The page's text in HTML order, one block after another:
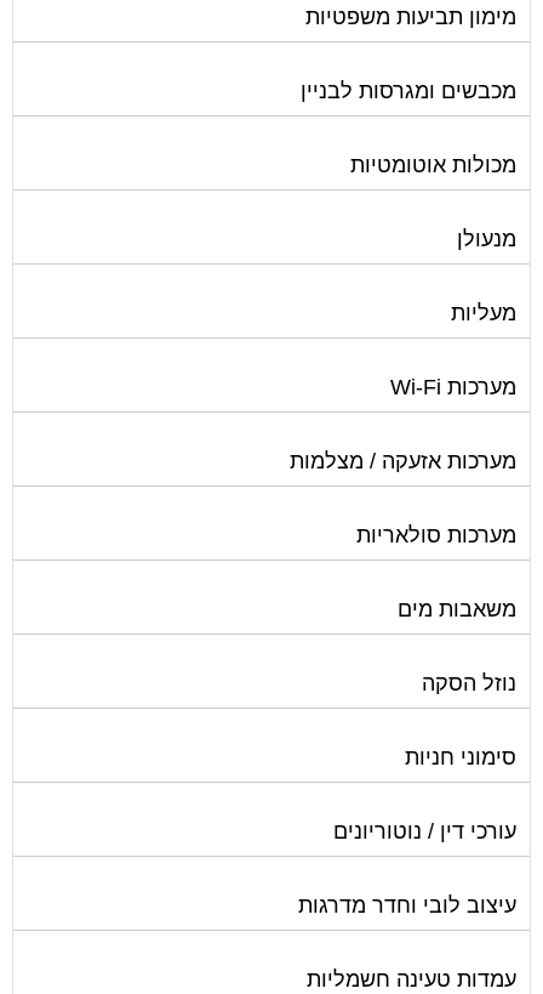
מימון תביעות משפטיות
מכבשים ומגרסות לבניין
מכולות אוטומטיות
מנעולן
מעליות
מערכות Wi-Fi
מערכות אזעקה / מצלמות
מערכות סולאריות
משאבות מים
נוזל הסקה
סימוני חניות
עורכי דין / נוטוריונים
עיצוב לובי וחדר מדרגות
עמדות טעינה חשמליות